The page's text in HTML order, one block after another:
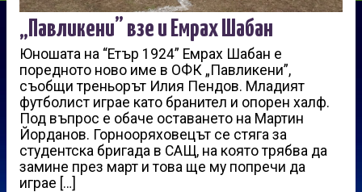
„Павликени” взе и Емрах Шабан
Юношата на “Етър 1924” Емрах Шабан е
поредното ново име в ОФК „Павликени”,
съобщи треньорът Илия Пендов. Младият
футболист играе като бранител и опорен халф.
Под въпрос е обаче оставането на Мартин
Йорданов. Горнооряховецът се стяга за
студентска бригада в САЩ, на която трябва да
замине през март и това ще му попречи да
играе […]